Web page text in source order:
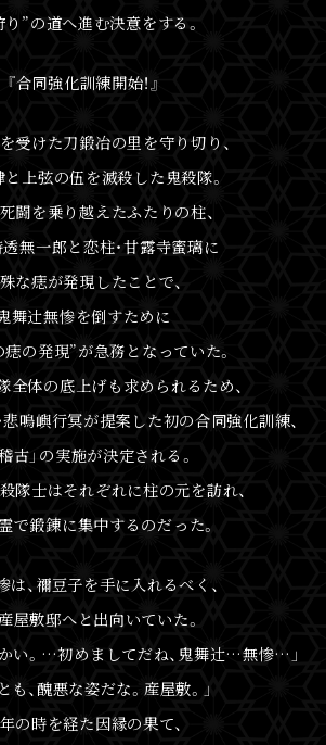
り”の道へ進む決意をする。
『合同強化訓練開始！』
受けた刀鍛冶の里を守り切り、
と上弦の伍を滅殺した鬼殺隊。
闘を乗り越えたふたりの柱、
透無一郎と恋柱・甘露寺蜜璃に
な痣が発現したことで、
舞辻󠄀無惨を倒すために
の発現”が急務となっていた。
全体の底上げも求められるため、
鳴嶼行冥が提案した初の合同強化訓練、
古」の実施が決定される。
隊士はそれぞれに柱の元を訪れ、
で鍛錬に集中するのだった。
、 禰󠄀豆子を手に入れるべく、
屋敷邸へと出向いていた。
い。…初めましてだね、鬼舞辻󠄀…無惨…」
も、醜悪な姿だな。産屋敷。」
の時を経た因縁の果て、